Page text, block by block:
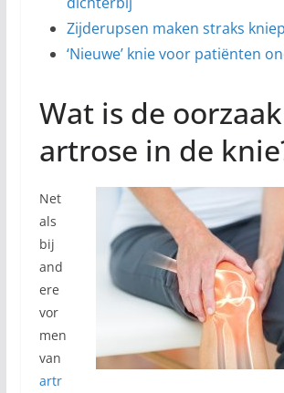
Zijderupsen maken straks
‘Nieuwe’ knie voor patiënten
Wat is de oorzaak
artrose in de
Net
als
bij
and
ere
vor
men
van
artr